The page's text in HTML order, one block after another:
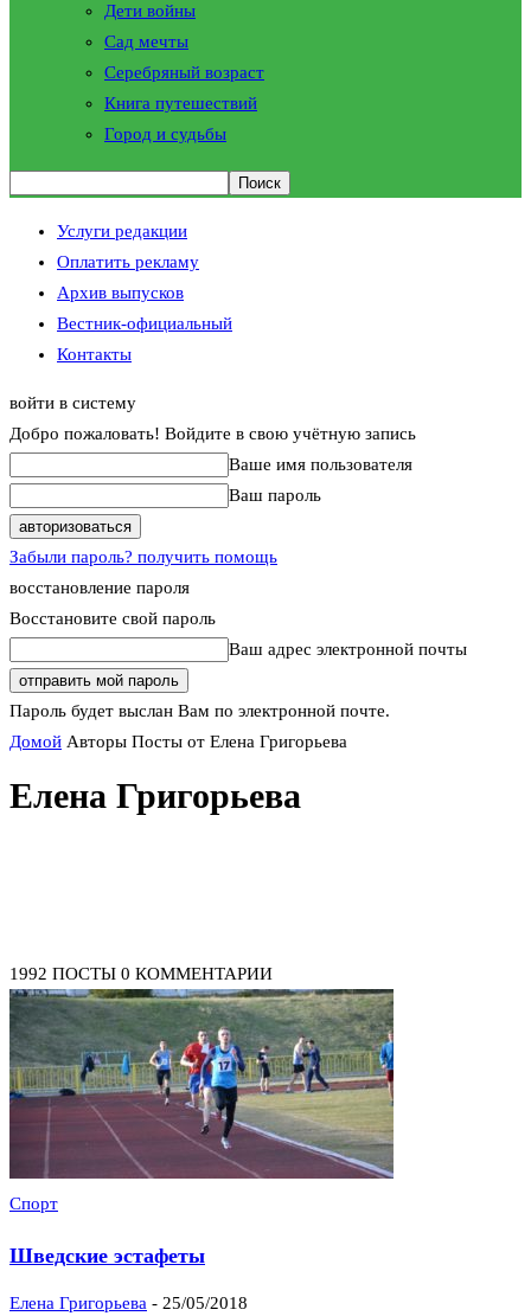
Дети войны
Сад мечты
Серебряный возраст
Книга путешествий
Город и судьбы
Услуги редакции
Оплатить рекламу
Архив выпусков
Вестник-официальный
Контакты
войти в систему
Добро пожаловать! Войдите в свою учётную запись
Ваше имя пользователя
Ваш пароль
Забыли пароль? получить помощь
восстановление пароля
Восстановите свой пароль
Ваш адрес электронной почты
Пароль будет выслан Вам по электронной почте.
Домой Авторы Посты от Елена Григорьева
Елена Григорьева
1992 ПОСТЫ 0 КОММЕНТАРИИ
Спорт
Шведские эстафеты
Елена Григорьева - 25/05/2018